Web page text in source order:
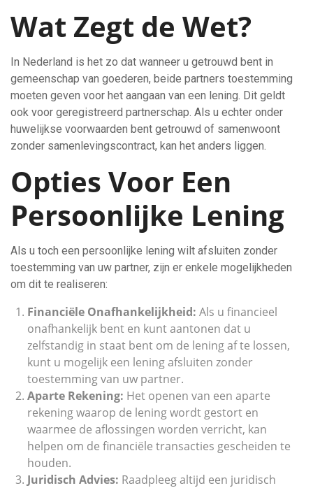
Wat Zegt de Wet?
In Nederland is het zo dat wanneer u getrouwd bent in
gemeenschap van goederen, beide partners toestemming
moeten geven voor het aangaan van een lening. Dit geldt
ook voor geregistreerd partnerschap. Als u echter onder
huwelijkse voorwaarden bent getrouwd of samenwoont
zonder samenlevingscontract, kan het anders liggen.
Opties Voor Een
Persoonlijke Lening
Als u toch een persoonlijke lening wilt afsluiten zonder
toestemming van uw partner, zijn er enkele mogelijkheden
om dit te realiseren:
Financiële Onafhankelijkheid: Als u financieel
onafhankelijk bent en kunt aantonen dat u
zelfstandig in staat bent om de lening af te lossen,
kunt u mogelijk een lening afsluiten zonder
toestemming van uw partner.
Aparte Rekening: Het openen van een aparte
rekening waarop de lening wordt gestort en
waarmee de aflossingen worden verricht, kan
helpen om de financiële transacties gescheiden te
houden.
Juridisch Advies: Raadpleeg altijd een juridisch